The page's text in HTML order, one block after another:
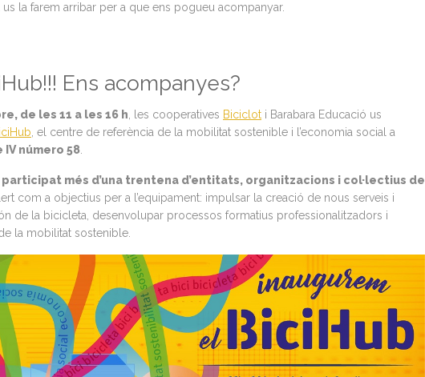
la farem arribar per a que ens pogueu acompanyar.
Ens acompanyes?
de les 11 a les 16 h , les cooperatives Biciclot i Barabara Educació us
, el centre de referència de la mobilitat sostenible i l’economia social a
IV número 58
participat més d’una trentena d’entitats, organitzacions i col·lectius de
com a objectius per a l’equipament: impulsar la creació de nous serveis i
de la bicicleta, desenvolupar processos formatius professionalitzadors i
la mobilitat sostenible.